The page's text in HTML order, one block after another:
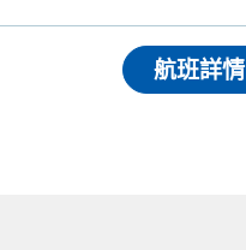
航班詳情